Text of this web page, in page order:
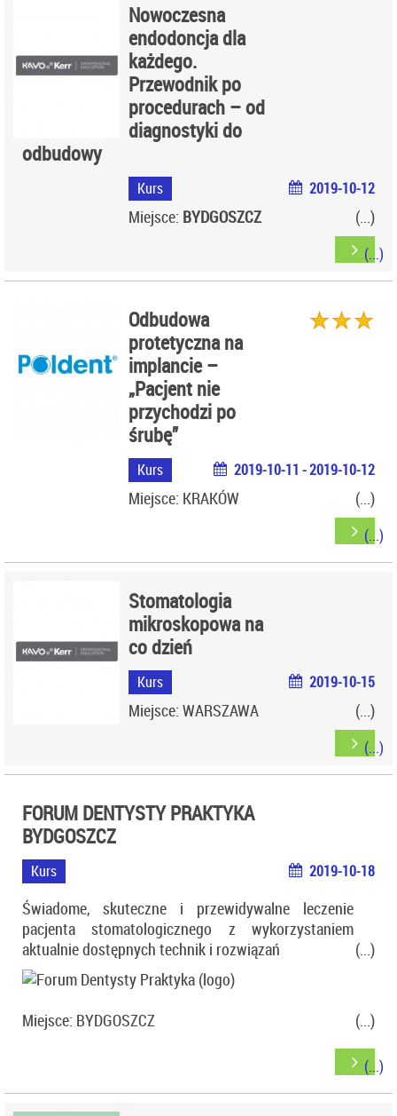
Nowoczesna
endodoncja dla
każdego.
Przewodnik po
procedurach – od
diagnostyki do
odbudowy
Kurs 2019-10-12
Miejsce: BYDGOSZCZ
Odbudowa
protetyczna na
implancie –
„Pacjent nie
przychodzi po
śrubę”
Kurs 2019-10-11 - 2019-10-12
Miejsce: KRAKÓW
Stomatologia
mikroskopowa na
co dzień
Kurs 2019-10-15
Miejsce: WARSZAWA
FORUM DENTYSTY PRAKTYKA
BYDGOSZCZ
Kurs 2019-10-18
Świadome, skuteczne i przewidywalne leczenie
pacjenta stomatologicznego z wykorzystaniem
aktualnie dostępnych technik i rozwiązań
Miejsce: BYDGOSZCZ